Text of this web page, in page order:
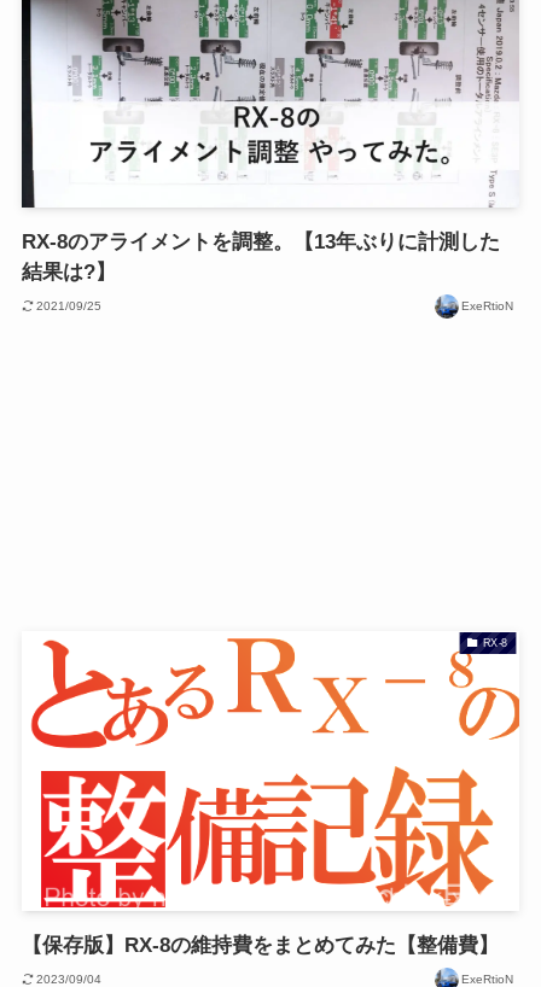
RX-8のアライメントを調整。【13年ぶりに計測した
結果は?】
2021/09/25 ExeRtioN
RX-8
【保存版】RX-8の維持費をまとめてみた【整備費】
2023/09/04 ExeRtioN